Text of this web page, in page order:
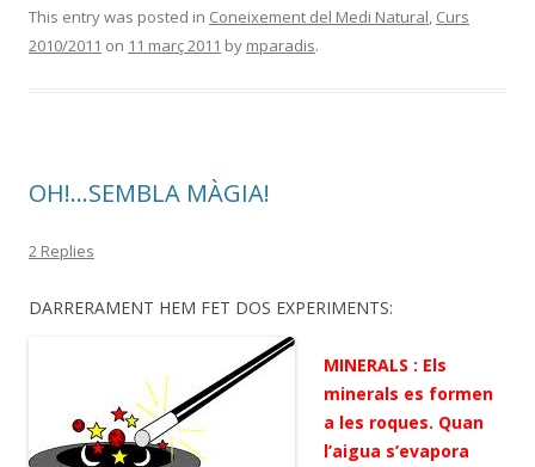
This entry was posted in Coneixement del Medi Natural, Curs
2010/2011 on 11 març 2011 by mparadis.
OH!…SEMBLA MÀGIA!
2 Replies
DARRERAMENT HEM FET DOS EXPERIMENTS:
MINERALS : Els
minerals es formen
a les roques. Quan
l’aigua s’evapora